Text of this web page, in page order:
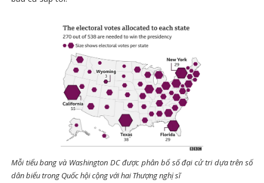
Mỗi tiểu bang và Washington DC được phân bổ số đại cử tri dựa trên số
dân biểu trong Quốc hội cộng với hai Thượng nghị sĩ